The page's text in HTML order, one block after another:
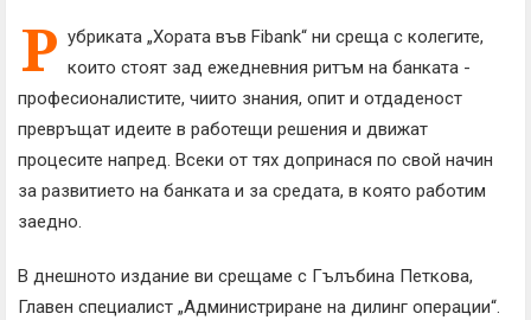
Р убриката „Хората във Fibank“ ни среща с колегите,
които стоят зад ежедневния ритъм на банката -
професионалистите, чиито знания, опит и отдаденост
превръщат идеите в работещи решения и движат
процесите напред. Всеки от тях допринася по свой начин
за развитието на банката и за средата, в която работим
заедно.
В днешното издание ви срещаме с Гълъбина Петкова,
Главен специалист „Администриране на дилинг операции“.